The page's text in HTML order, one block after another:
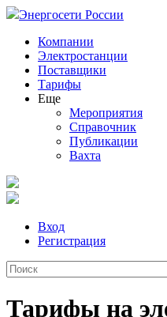
Энергосети России
Компании
Электростанции
Поставщики
Тарифы
Еще
Мероприятия
Справочник
Публикации
Вахта
Вход
Регистрация
Тарифы на